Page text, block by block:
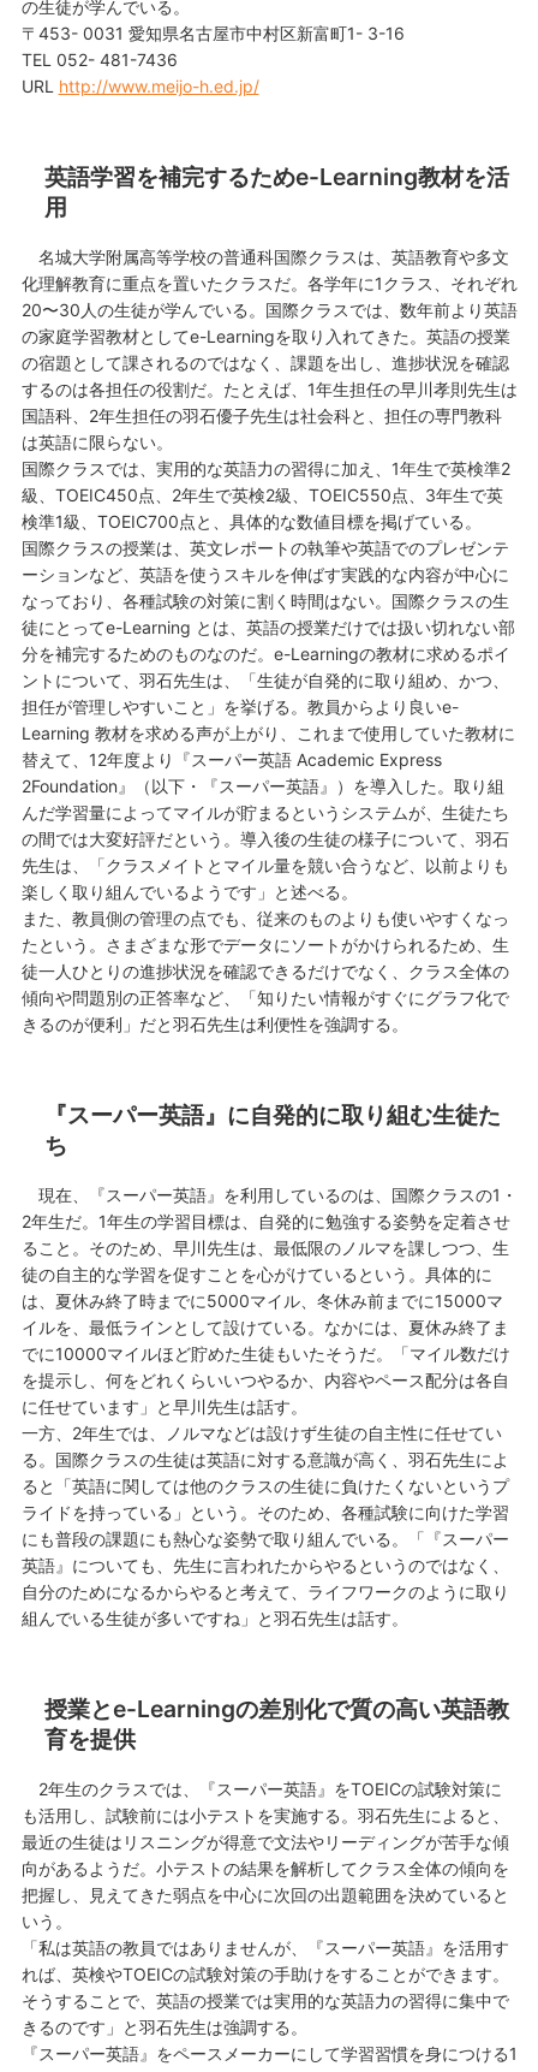
の生徒が学んでいる。
〒453- 0031 愛知県名古屋市中村区新富町1- 3-16
TEL 052- 481-7436
URL http://www.meijo-h.ed.jp/
英語学習を補完するためe-Learning教材を活
用
名城大学附属高等学校の普通科国際クラスは、英語教育や多文
化理解教育に重点を置いたクラスだ。各学年に1クラス、それぞれ
20〜30人の生徒が学んでいる。国際クラスでは、数年前より英語
の家庭学習教材としてe-Learningを取り入れてきた。英語の授業
の宿題として課されるのではなく、課題を出し、進捗状況を確認
するのは各担任の役割だ。たとえば、1年生担任の早川孝則先生は
国語科、2年生担任の羽石優子先生は社会科と、担任の専門教科
は英語に限らない。
国際クラスでは、実用的な英語力の習得に加え、1年生で英検準2
級、TOEIC450点、2年生で英検2級、TOEIC550点、3年生で英
検準1級、TOEIC700点と、具体的な数値目標を掲げている。
国際クラスの授業は、英文レポートの執筆や英語でのプレゼンテ
ーションなど、英語を使うスキルを伸ばす実践的な内容が中心に
なっており、各種試験の対策に割く時間はない。国際クラスの生
徒にとってe-Learning とは、英語の授業だけでは扱い切れない部
分を補完するためのものなのだ。e-Learningの教材に求めるポイ
ントについて、羽石先生は、「生徒が自発的に取り組め、かつ、
担任が管理しやすいこと」を挙げる。教員からより良いe-
Learning 教材を求める声が上がり、これまで使用していた教材に
替えて、12年度より『スーパー英語 Academic Express
2Foundation』（以下・『スーパー英語』）を導入した。取り組
んだ学習量によってマイルが貯まるというシステムが、生徒たち
の間では大変好評だという。導入後の生徒の様子について、羽石
先生は、「クラスメイトとマイル量を競い合うなど、以前よりも
楽しく取り組んでいるようです」と述べる。
また、教員側の管理の点でも、従来のものよりも使いやすくなっ
たという。さまざまな形でデータにソートがかけられるため、生
徒一人ひとりの進捗状況を確認できるだけでなく、クラス全体の
傾向や問題別の正答率など、「知りたい情報がすぐにグラフ化で
きるのが便利」だと羽石先生は利便性を強調する。
『スーパー英語』に自発的に取り組む生徒た
ち
現在、『スーパー英語』を利用しているのは、国際クラスの1・
2年生だ。1年生の学習目標は、自発的に勉強する姿勢を定着させ
ること。そのため、早川先生は、最低限のノルマを課しつつ、生
徒の自主的な学習を促すことを心がけているという。具体的に
は、夏休み終了時までに5000マイル、冬休み前までに15000マ
イルを、最低ラインとして設けている。なかには、夏休み終了ま
でに10000マイルほど貯めた生徒もいたそうだ。「マイル数だけ
を提示し、何をどれくらいいつやるか、内容やペース配分は各自
に任せています」と早川先生は話す。
一方、2年生では、ノルマなどは設けず生徒の自主性に任せてい
る。国際クラスの生徒は英語に対する意識が高く、羽石先生によ
ると「英語に関しては他のクラスの生徒に負けたくないというプ
ライドを持っている」という。そのため、各種試験に向けた学習
にも普段の課題にも熱心な姿勢で取り組んでいる。「『スーパー
英語』についても、先生に言われたからやるというのではなく、
自分のためになるからやると考えて、ライフワークのように取り
組んでいる生徒が多いですね」と羽石先生は話す。
授業とe-Learningの差別化で質の高い英語教
育を提供
2年生のクラスでは、『スーパー英語』をTOEICの試験対策に
も活用し、試験前には小テストを実施する。羽石先生によると、
最近の生徒はリスニングが得意で文法やリーディングが苦手な傾
向があるようだ。小テストの結果を解析してクラス全体の傾向を
把握し、見えてきた弱点を中心に次回の出題範囲を決めていると
いう。
「私は英語の教員ではありませんが、『スーパー英語』を活用す
れば、英検やTOEICの試験対策の手助けをすることができます。
そうすることで、英語の授業では実用的な英語力の習得に集中で
きるのです」と羽石先生は強調する。
『スーパー英語』をペースメーカーにして学習習慣を身につける1